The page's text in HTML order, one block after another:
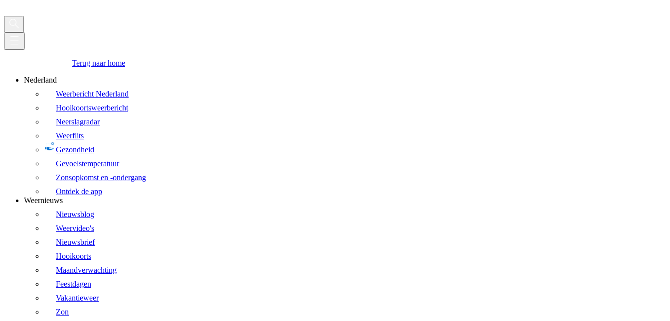
Terug naar home
Nederland
Weerbericht Nederland
Hooikoortsweerbericht
Neerslagradar
Weerflits
Gezondheid
Gevoelstemperatuur
Zonsopkomst en -ondergang
Ontdek de app
Weernieuws
Nieuwsblog
Weervideo's
Nieuwsbrief
Hooikoorts
Maandverwachting
Feestdagen
Vakantieweer
Zon